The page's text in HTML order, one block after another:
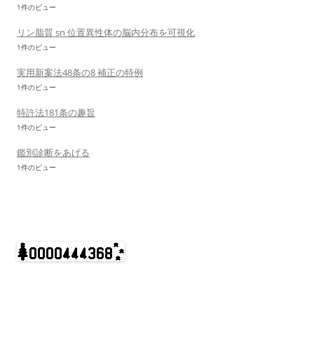
1件のビュー
リン脂質 sn 位置異性体の脳内分布を可視化
1件のビュー
実用新案法48条の8 補正の特例
1件のビュー
特許法181条の趣旨
1件のビュー
鑑別診断をあげる
1件のビュー